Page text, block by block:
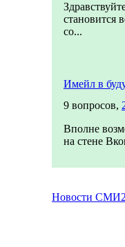
становится
со...
Имейл в
9 вопросов,
Вполне
на стене
Новости СМИ2